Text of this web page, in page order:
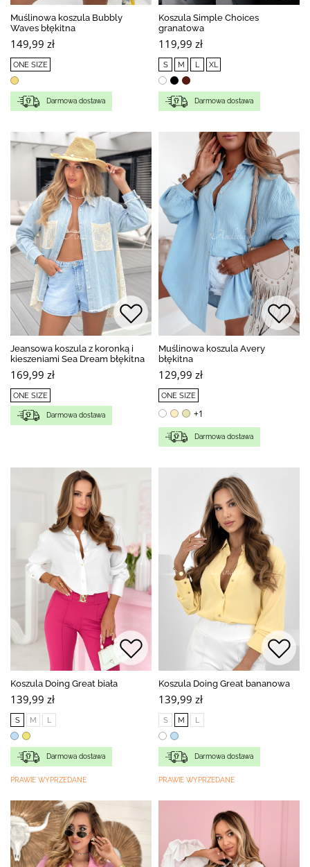
Muślinowa koszula Bubbly
Waves błękitna
149,99 zł
ONE SIZE
Darmowa dostawa
Koszula Simple Choices
granatowa
119,99 zł
S M L XL
Darmowa dostawa
Jeansowa koszula z koronką i
kieszeniami Sea Dream błękitna
169,99 zł
ONE SIZE
Darmowa dostawa
Muślinowa koszula Avery
błękitna
129,99 zł
ONE SIZE
+1
Darmowa dostawa
Koszula Doing Great biała
139,99 zł
S M L
Darmowa dostawa
PRAWIE WYPRZEDANE
Koszula Doing Great bananowa
139,99 zł
S M L
Darmowa dostawa
PRAWIE WYPRZEDANE